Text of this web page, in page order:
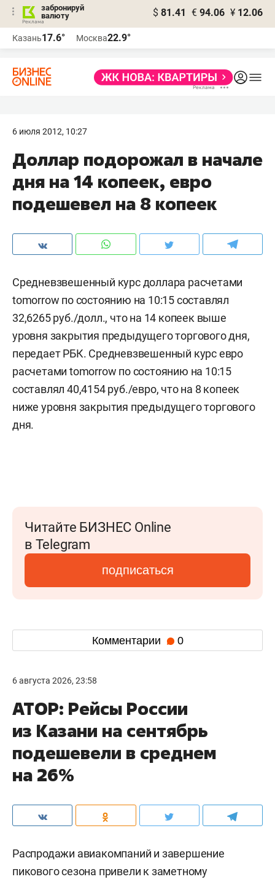
забронируй
валюту
$ 81.41 € 94.06 ¥ 12.06
Казань17.6° Москва22.9°
6 июля 2012, 10:27
Доллар подорожал в начале
дня на 14 копеек, евро
подешевел на 8 копеек
Средневзвешенный курс доллара расчетами
tomorrow по состоянию на 10:15 составлял
32,6265 руб./долл., что на 14 копеек выше
уровня закрытия предыдущего торгового дня,
передает РБК. Средневзвешенный курс евро
расчетами tomorrow по состоянию на 10:15
составлял 40,4154 руб./евро, что на 8 копеек
ниже уровня закрытия предыдущего торгового
дня.
Читайте БИЗНЕС Online
в Telegram
подписаться
Комментарии 0
6 августа 2026, 23:58
АТОР: Рейсы России
из Казани на сентябрь
подешевели в среднем
на 26%
Распродажи авиакомпаний и завершение
пикового сезона привели к заметному